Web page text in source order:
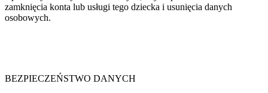
zamknięcia konta lub usługi tego dziecka i usunięcia danych
osobowych.
BEZPIECZEŃSTWO DANYCH